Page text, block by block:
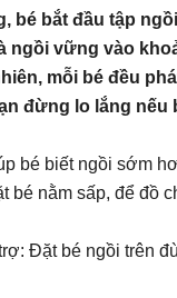
bé bắt đầu tập
ngồi vững vào
mỗi bé đều
đừng lo lắng nếu
bé biết ngồi sớm
bé nằm sấp, để đồ
Đặt bé ngồi trên